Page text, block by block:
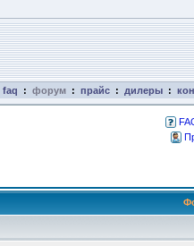
faq : форум : прайс : дилеры :